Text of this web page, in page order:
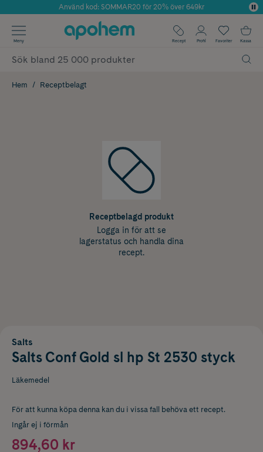
Använd kod: SOMMAR20 för 20% över 649kr
✓ Fri frakt
✓ Poäng på alla köp*
Meny Recept Profil Favoriter Kassa
Hem Receptbelagt
Receptbelagd produkt
Logga in för att se
lagerstatus och handla dina
recept.
Salts
Salts Conf Gold sl hp St 2530 styck
Läkemedel
För att kunna köpa denna kan du i vissa fall behöva ett recept.
Ingår ej i förmån
894,60 kr